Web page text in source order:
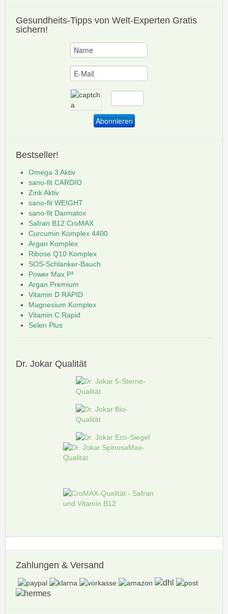
Gesundheits-Tipps von Welt-Experten Gratis
sichern!
Bestseller!
Omega 3 Aktiv
sano-fit CARDIO
Zink Aktiv
sano-fit WEIGHT
sano-fit Darmatox
Safran B12 CroMAX
Curcumin Komplex 4400
Argan Komplex
Ribose Q10 Komplex
SOS-Schlanker-Bauch
Power Max P³
Argan Premium
Vitamin D RAPID
Magnesium Komplex
Vitamin C Rapid
Selen Plus
Dr. Jokar Qualität
Zahlungen & Versand